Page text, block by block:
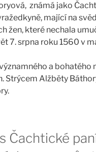
známá jako
mající na
žen, které nechala
7. srpna roku 1560 v
a
Strýcem Alžběty
Čachtické